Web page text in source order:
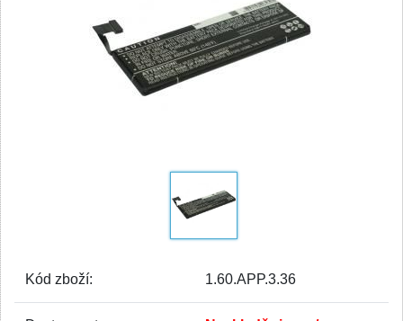
Kód zboží: 1.60.APP.3.36